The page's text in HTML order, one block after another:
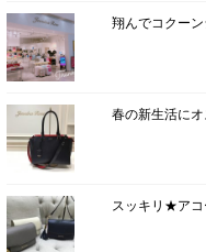
翔んでコクー
春の新生活に
スッキリ★ア